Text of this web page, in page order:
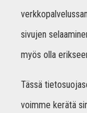
sivujen
myös olla
Tässä
voimme kerätä